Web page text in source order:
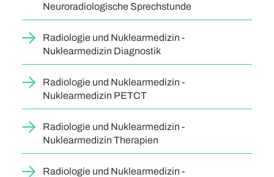
Neuroradiologische Sprechstunde
Radiologie und Nuklearmedizin -
Nuklearmedizin Diagnostik
Radiologie und Nuklearmedizin -
Nuklearmedizin PETCT
Radiologie und Nuklearmedizin -
Nuklearmedizin Therapien
Radiologie und Nuklearmedizin -